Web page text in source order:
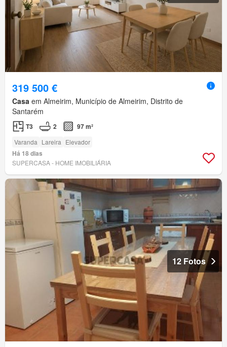
319 500 €
Casa em Almeirim, Município de Almeirim, Distrito de
Santarém
T3 2 97 m²
Varanda Lareira Elevador
Há 18 dias
SUPERCASA - HOME IMOBILIÁRIA
12 Fotos